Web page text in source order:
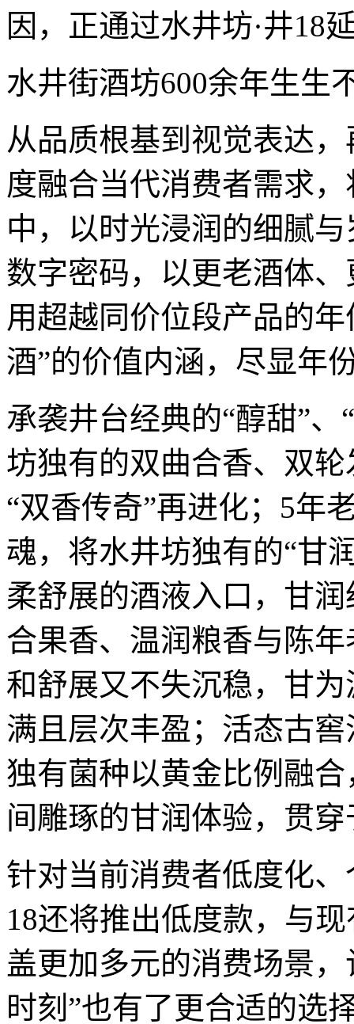
因，正通过水井坊·井18
水井街酒坊600余年生生
从品质根基到视觉表达
度融合当代消费者需求
中，以时光浸润的细腻
数字密码，以更老酒体
用超越同价位段产品的
酒”的价值内涵，尽显年
承袭井台经典的“醇甜”
坊独有的双曲合香、双
“双香传奇”再进化；5年
魂，将水井坊独有的“甘
柔舒展的酒液入口，甘
合果香、温润粮香与陈
和舒展又不失沉稳，甘
满且层次丰盈；活态古
独有菌种以黄金比例融
间雕琢的甘润体验，贯
针对当前消费者低度化
18还将推出低度款，与
盖更加多元的消费场景
时刻”也有了更合适的选